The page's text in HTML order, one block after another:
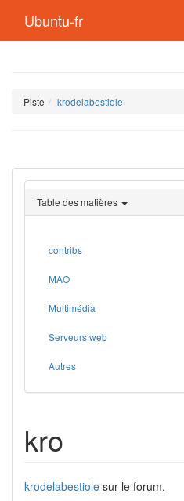
Ubuntu-fr
Piste krodelabestiole
Table des matières
contribs
MAO
Multimédia
Serveurs web
Autres
kro
krodelabestiole sur le forum.